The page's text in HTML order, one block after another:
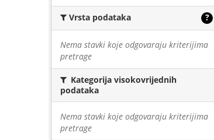
Vrsta podataka ?
Nema stavki koje odgovaraju kriterijima
pretrage
Kategorija visokovrijednih
podataka
Nema stavki koje odgovaraju kriterijima
pretrage